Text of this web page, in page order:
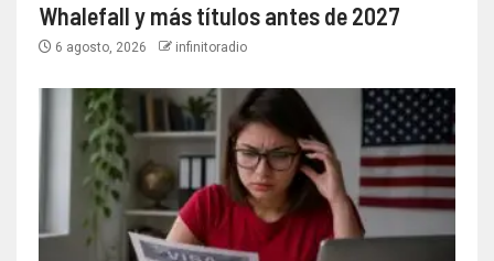
Whalefall y más títulos antes de 2027
6 agosto, 2026 infinitoradio